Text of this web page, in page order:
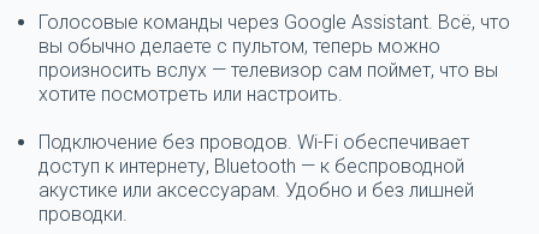
Голосовые команды через Google Assistant. Всё, что
вы обычно делаете с пультом, теперь можно
произносить вслух — телевизор сам поймет, что вы
хотите посмотреть или настроить.
Подключение без проводов. Wi-Fi обеспечивает
доступ к интернету, Bluetooth — к беспроводной
акустике или аксессуарам. Удобно и без лишней
проводки.